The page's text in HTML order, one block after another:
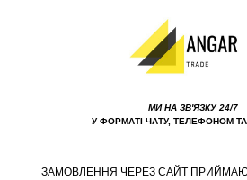
МИ НА ЗВ'ЯЗКУ 24/7
У ФОРМАТІ ЧАТУ, ТЕЛЕФОНОМ ТА
ЗАМОВЛЕННЯ ЧЕРЕЗ САЙТ